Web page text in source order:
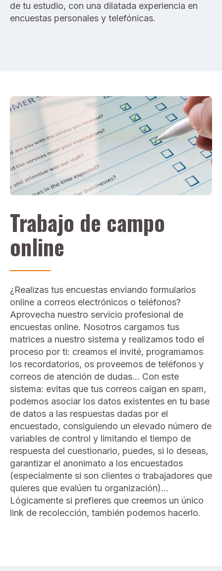
de tu estudio, con una dilatada experiencia en
encuestas personales y telefónicas.
Trabajo de campo
online
¿Realizas tus encuestas enviando formularios
online a correos electrónicos o teléfonos?
Aprovecha nuestro servicio profesional de
encuestas online. Nosotros cargamos tus
matrices a nuestro sistema y realizamos todo el
proceso por ti: creamos el invité, programamos
los recordatorios, os proveemos de teléfonos y
correos de atención de dudas… Con este
sistema: evitas que tus correos caigan en spam,
podemos asociar los datos existentes en tu base
de datos a las respuestas dadas por el
encuestado, consiguiendo un elevado número de
variables de control y limitando el tiempo de
respuesta del cuestionario, puedes, si lo deseas,
garantizar el anonimato a los encuestados
(especialmente si son clientes o trabajadores que
quieres que evalúen tu organización)...
Lógicamente si prefieres que creemos un único
link de recolección, también podemos hacerlo.